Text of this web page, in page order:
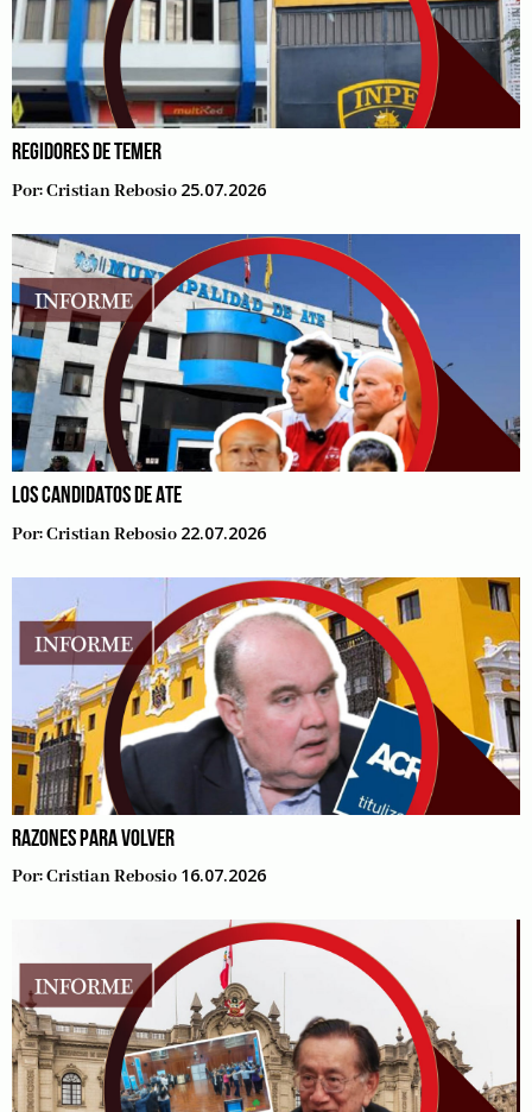
REGIDORES DE TEMER
Por:Cristian Rebosio 25.07.2026
LOS CANDIDATOS DE ATE
Por:Cristian Rebosio 22.07.2026
RAZONES PARA VOLVER
Por:Cristian Rebosio 16.07.2026